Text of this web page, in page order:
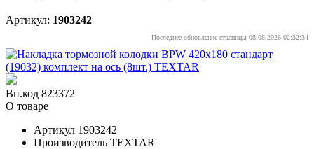
Артикул: 1903242
Последнее обновление страницы 08.08.2026 02:32:34
Вн.код 823372
О товаре
Артикул 1903242
Производитель TEXTAR